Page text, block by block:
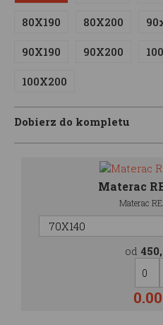
80X190 80X200
90X190 90X200
100X200
Dobierz do kompletu
Materac
Materac
od
0.00